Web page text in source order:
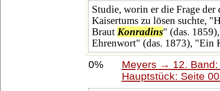
Studie, worin er die Frage
Kaisertums zu lösen suchte,
Braut Konradins" (das.
Ehrenwort" (das. 1873), "Ein
0%
Meyers → 12.
Hauptstück: Seite